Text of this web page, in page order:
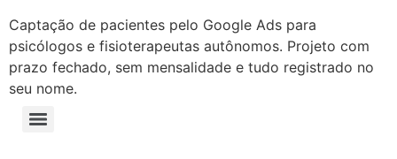
Captação de pacientes pelo Google Ads para
psicólogos e fisioterapeutas autônomos. Projeto com
prazo fechado, sem mensalidade e tudo registrado no
seu nome.